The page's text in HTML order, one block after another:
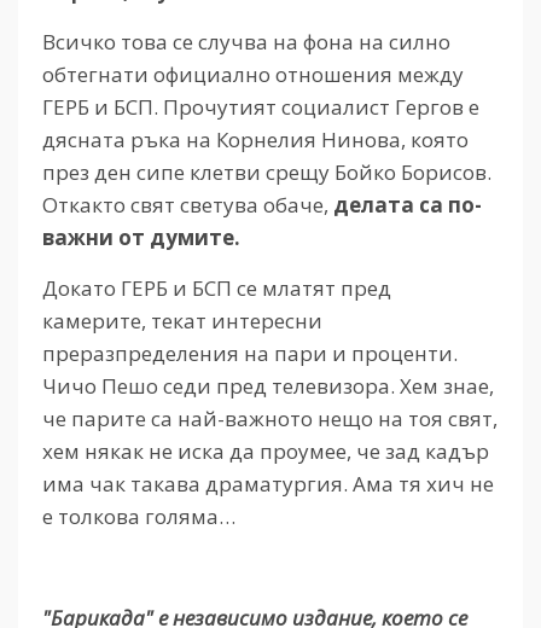
Всичко това се случва на фона на силно
обтегнати официално отношения между
ГЕРБ и БСП. Прочутият социалист Гергов е
дясната ръка на Корнелия Нинова, която
през ден сипе клетви срещу Бойко Борисов.
Откакто свят светува обаче, делата са по-
важни от думите.
Докато ГЕРБ и БСП се млатят пред
камерите, текат интересни
преразпределения на пари и проценти.
Чичо Пешо седи пред телевизора. Хем знае,
че парите са най-важното нещо на тоя свят,
хем някак не иска да проумее, че зад кадър
има чак такава драматургия. Ама тя хич не
е толкова голяма…
"Барикада" е независимо издание, което се